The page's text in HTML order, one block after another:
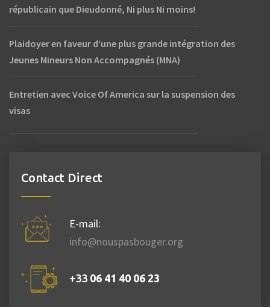
républicain que Dieudonné, Ni plus Ni moins!
Plaidoyer en faveur d’une plus grande intégration des
Jeunes Mineurs Non Accompagnés (MNA)
Entretien avec Voice Of America sur la suspension des
visas
Contact Direct
E-mail:
info@nouspasbouger.org
+33 06 41 40 06 23